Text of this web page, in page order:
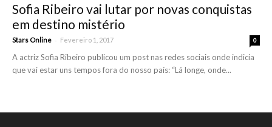
Sofia Ribeiro vai lutar por novas conquistas
em destino mistério
Stars Online - Fevereiro 1, 2017 0
A actriz Sofia Ribeiro publicou um post nas redes sociais onde indicia
que vai estar uns tempos fora do nosso país: “Lá longe, onde...